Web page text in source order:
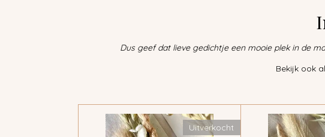
Dus geef dat lieve gedichtje een mooie plek in de
Bekijk ook
Uitverkocht